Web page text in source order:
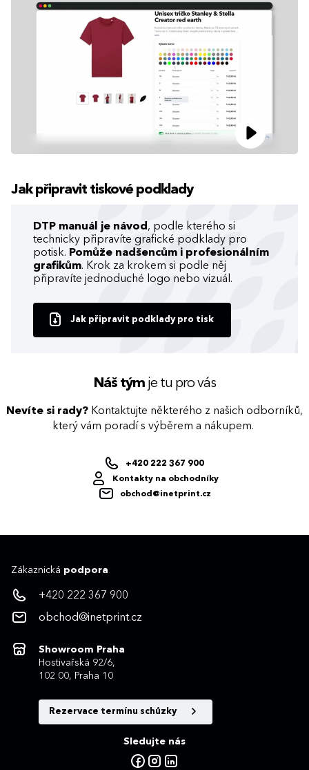
Jak připravit tiskové podklady
DTP manuál je návod , podle kterého si
technicky připravíte grafické podklady pro
potisk. Pomůže nadšencům i profesionálním
grafikům. Krok za krokem si podle něj
připravíte jednoduché logo nebo vizuál.
Jak připravit podklady pro tisk
Náš týmje tu pro vás
Nevíte si rady? Kontaktujte některého z našich odborníků,
který vám poradí s výběrem a nákupem.
+420 222 367 900
Kontakty na obchodníky
obchod@inetprint.cz
Zákaznická podpora
+420 222 367 900
obchod@inetprint.cz
Showroom Praha
Hostivařská 92/6,
102 00, Praha 10
Rezervace termínu schůzky
Sledujte nás